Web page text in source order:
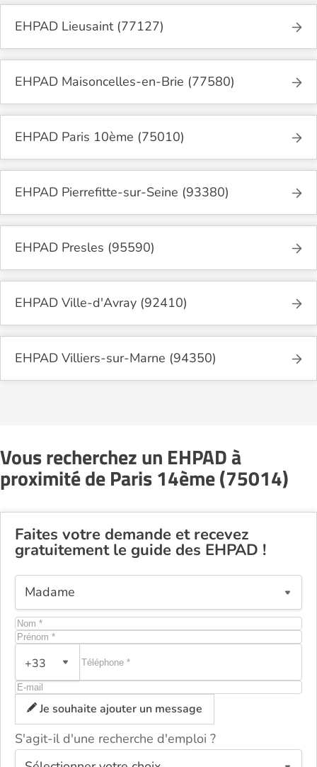
EHPAD Lieusaint (77127)
EHPAD Maisoncelles-en-Brie (77580)
EHPAD Paris 10ème (75010)
EHPAD Pierrefitte-sur-Seine (93380)
EHPAD Presles (95590)
EHPAD Ville-d'Avray (92410)
EHPAD Villiers-sur-Marne (94350)
Vous recherchez un EHPAD à
proximité de Paris 14ème (75014)
Faites votre demande et recevez
gratuitement le guide des EHPAD !
+33
Je souhaite ajouter un message
S'agit-il d'une recherche d'emploi ?